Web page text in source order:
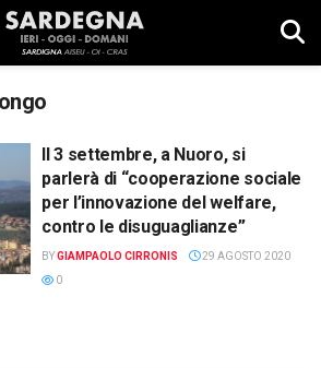
Il 3 settembre, a Nuoro, si
parlerà di “cooperazione sociale
per l’innovazione del welfare,
contro le disuguaglianze”
BYGIAMPAOLO CIRRONIS
29 AGOSTO 2020
0